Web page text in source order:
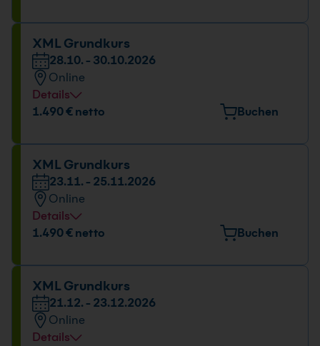
XML Grundkurs
28.10. - 30.10.2026
Online
Details
Datum und Uhrzeit
1.490 € netto Buchen
XML Grundkurs
23.11. - 25.11.2026
Online
Details
Datum und Uhrzeit
1.490 € netto Buchen
XML Grundkurs
21.12. - 23.12.2026
Online
Details